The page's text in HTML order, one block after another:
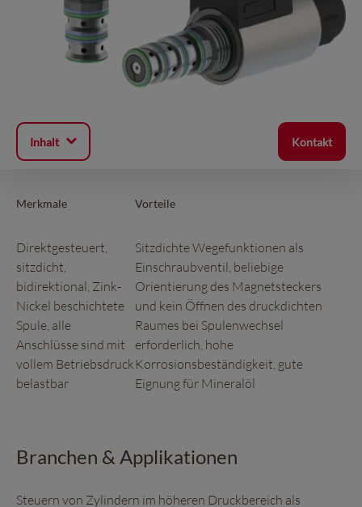
Inhalt Kontakt
Merkmale
Direktgesteuert,
sitzdicht,
bidirektional, Zink-
Nickel beschichtete
Spule, alle
Anschlüsse sind mit
vollem Betriebsdruck
belastbar
Vorteile
Sitzdichte Wegefunktionen als
Einschraubventil, beliebige
Orientierung des Magnetsteckers
und kein Öffnen des druckdichten
Raumes bei Spulenwechsel
erforderlich, hohe
Korrosionsbeständigkeit, gute
Eignung für Mineralöl
Branchen & Applikationen
Steuern von Zylindern im höheren Druckbereich als